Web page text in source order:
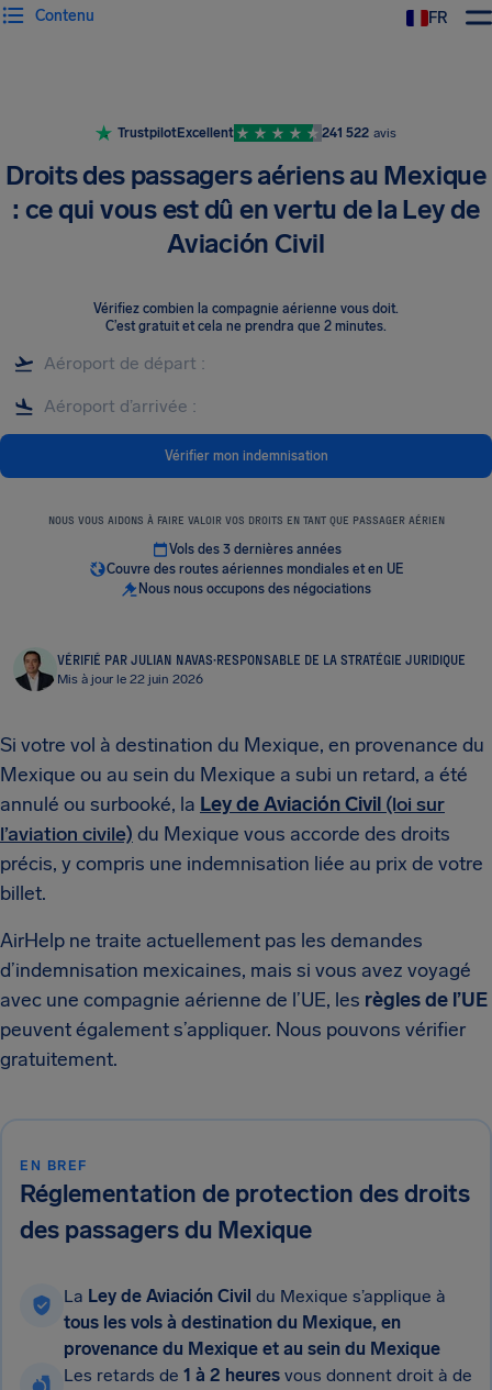
FR
Contenu
TrustpilotExcellent 241 522 avis
Droits des passagers aériens au Mexique
: ce qui vous est dû en vertu de la Ley de
Aviación Civil
Vérifiez combien la compagnie aérienne vous doit.
C’est gratuit et cela ne prendra que 2 minutes.
Vérifier mon indemnisation
NOUS VOUS AIDONS À FAIRE VALOIR VOS DROITS EN TANT QUE PASSAGER AÉRIEN
Vols des 3 dernières années
Couvre des routes aériennes mondiales et en UE
Nous nous occupons des négociations
VÉRIFIÉ PAR JULIAN NAVAS·RESPONSABLE DE LA STRATÉGIE JURIDIQUE
Mis à jour le 22 juin 2026
Si votre vol à destination du Mexique, en provenance du
Mexique ou au sein du Mexique a subi un retard, a été
annulé ou surbooké, la Ley de Aviación Civil (loi sur
l’aviation civile) du Mexique vous accorde des droits
précis, y compris une indemnisation liée au prix de votre
billet.
AirHelp ne traite actuellement pas les demandes
d’indemnisation mexicaines, mais si vous avez voyagé
avec une compagnie aérienne de l’UE, les règles de l’UE
peuvent également s’appliquer. Nous pouvons vérifier
gratuitement.
EN BREF
Réglementation de protection des droits
des passagers du Mexique
La Ley de Aviación Civil du Mexique s’applique à
tous les vols à destination du Mexique, en
provenance du Mexique et au sein du Mexique
Les retards de 1 à 2 heures vous donnent droit à de